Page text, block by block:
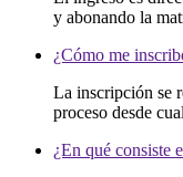
y abonando la
¿Cómo me
La inscripción se
proceso desde
¿En qué consiste